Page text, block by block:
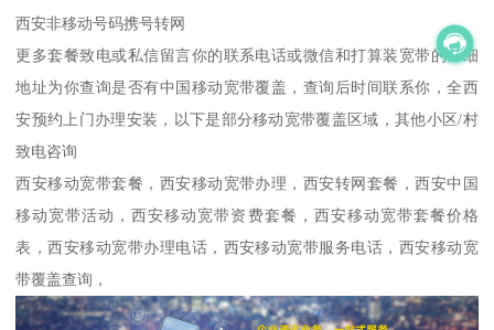
西安非移动号码携号转网
更多套餐致电或私信留言你的联系电话或微信和打算装宽带的详细
地址为你查询是否有中国移动宽带覆盖，查询后时间联系你，全西
安预约上门办理安装，以下是部分移动宽带覆盖区域，其他小区/村
致电咨询
西安移动宽带套餐，西安移动宽带办理，西安转网套餐，西安中国
移动宽带活动，西安移动宽带资费套餐，西安移动宽带套餐价格
表，西安移动宽带办理电话，西安移动宽带服务电话，西安移动宽
带覆盖查询，